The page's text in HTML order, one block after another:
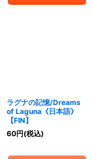
ラグナの記憶/Dreams
of Laguna《日本語》
【FIN】
60円(税込)